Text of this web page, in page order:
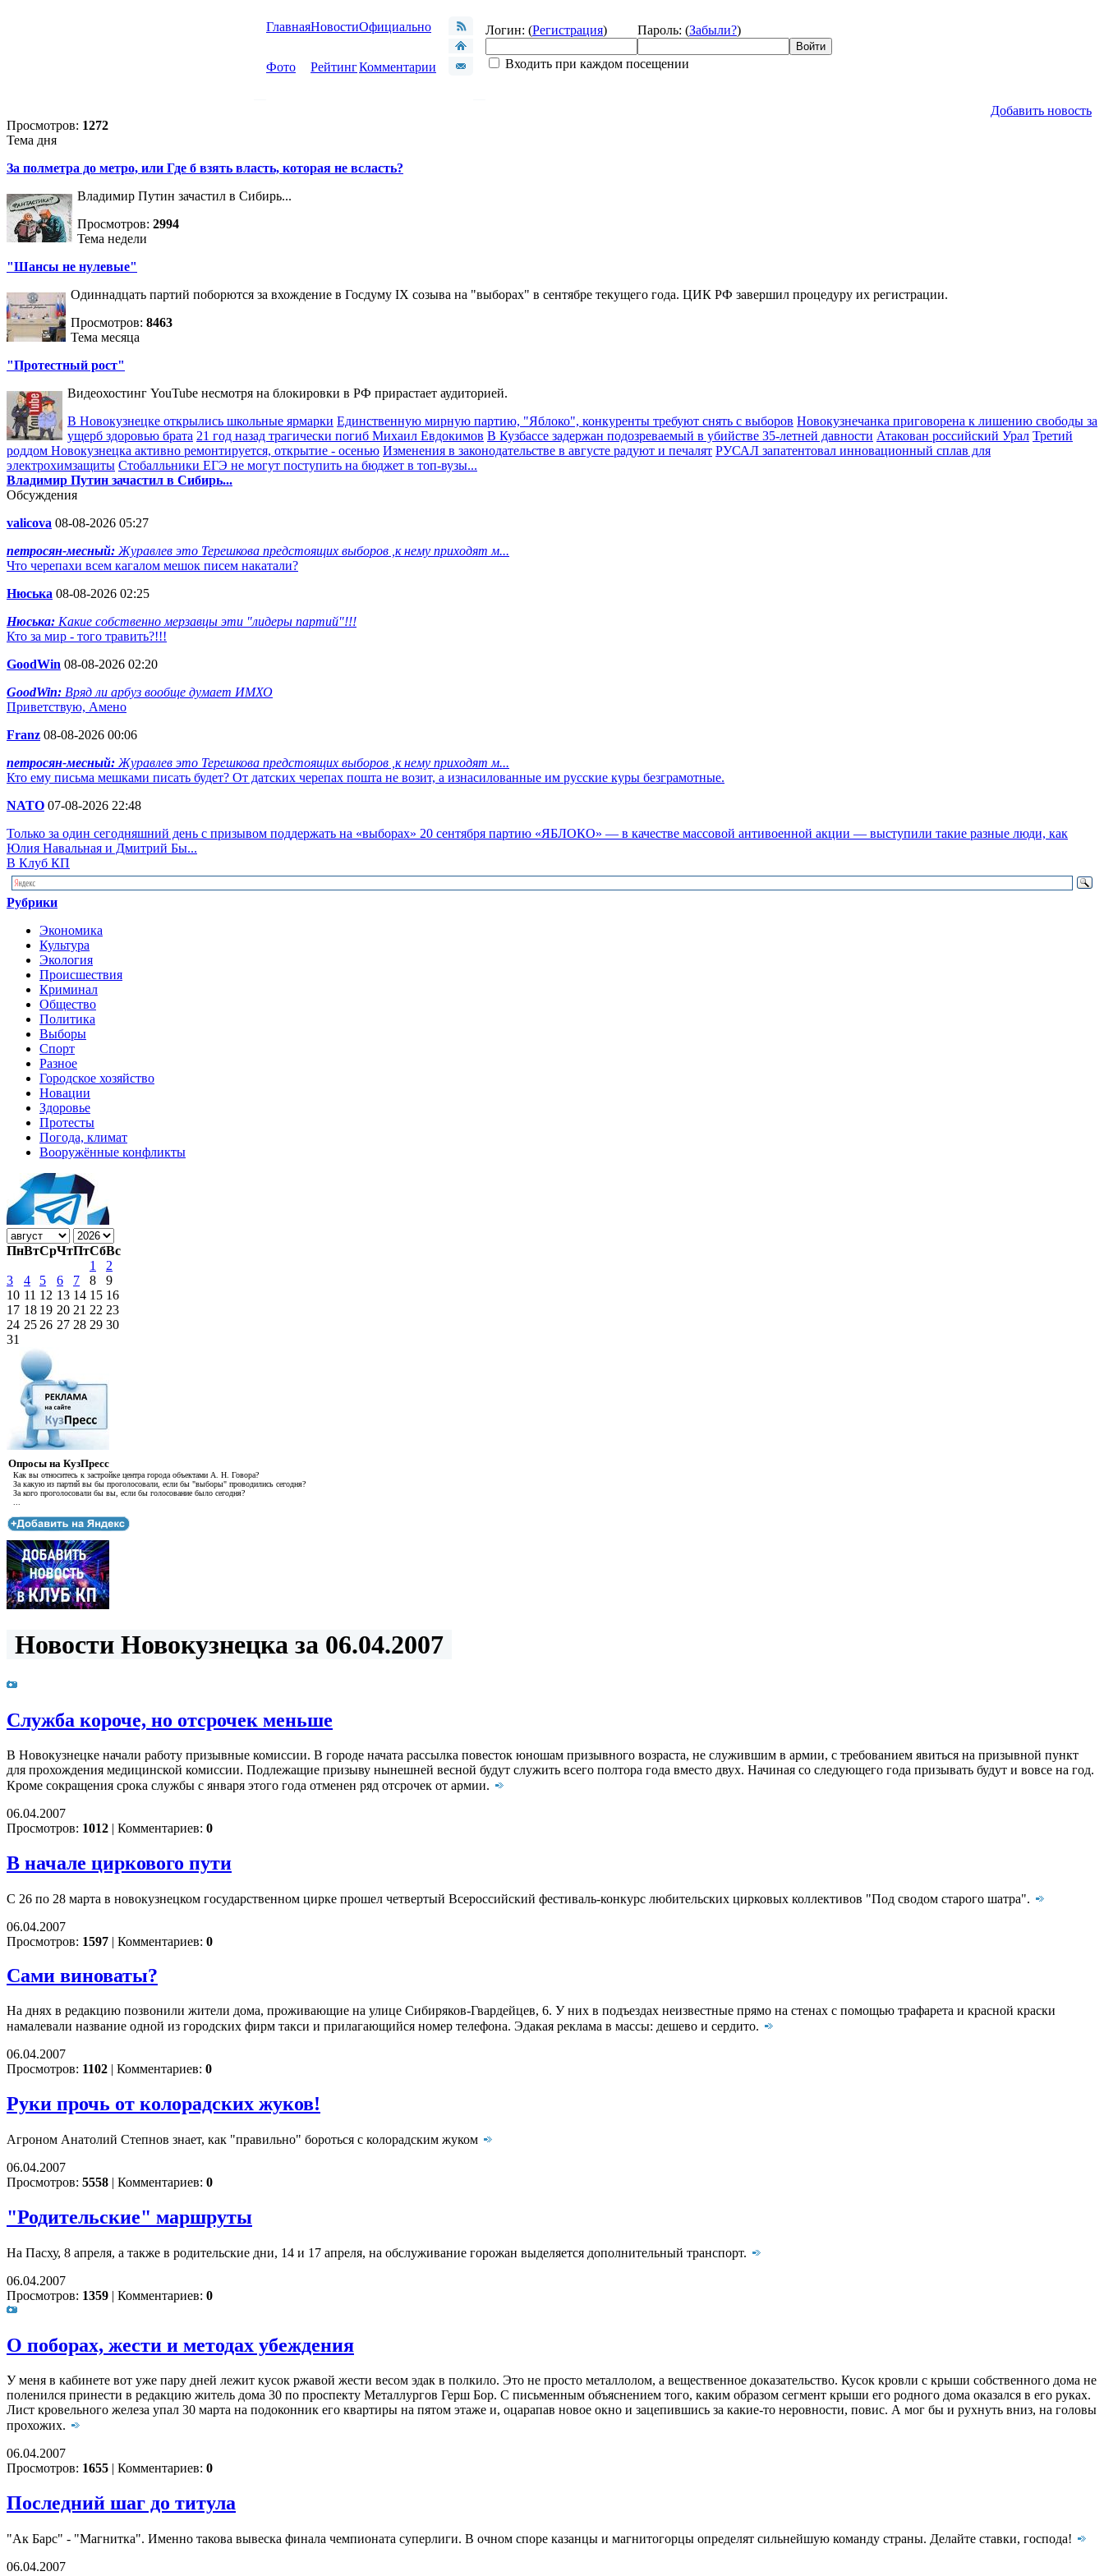
ГлавнаяНовостиОфициально
Фото РейтингКомментарии
Логин: (Регистрация) Пароль: (Забыли?)
Входить при каждом посещении
Добавить новость
Просмотров: 1272
Тема дня
За полметра до метро, или Где б взять власть, которая не всласть?
Владимир Путин зачастил в Сибирь...
Просмотров: 2994
Тема недели
"Шансы не нулевые"
Одиннадцать партий поборются за вхождение в Госдуму IX созыва на "выборах" в сентябре текущего года. ЦИК РФ завершил процедуру их регистрации.
Просмотров: 8463
Тема месяца
"Протестный рост"
Видеохостинг YouTube несмотря на блокировки в РФ прирастает аудиторией.
В Новокузнецке открылись школьные ярмарки Единственную мирную партию, "Яблоко", конкуренты требуют снять с выборов Новокузнечанка приговорена к лишению свободы за
ущерб здоровью брата 21 год назад трагически погиб Михаил Евдокимов В Кузбассе задержан подозреваемый в убийстве 35-летней давности Атакован российский Урал Третий
роддом Новокузнецка активно ремонтируется, открытие - осенью Изменения в законодательстве в августе радуют и печалят РУСАЛ запатентовал инновационный сплав для
электрохимзащиты Стобалльники ЕГЭ не могут поступить на бюджет в топ-вузы...
Владимир Путин зачастил в Сибирь...
Обсуждения
valicova 08-08-2026 05:27
петросян-месный: Журавлев это Терешкова предстоящих выборов ,к нему приходят м...
Что черепахи всем кагалом мешок писем накатали?
Нюська 08-08-2026 02:25
Нюська: Какие собственно мерзавцы эти "лидеры партий"!!!
Кто за мир - того травить?!!!
GoodWin 08-08-2026 02:20
GoodWin: Вряд ли арбуз вообще думает ИМХО
Приветствую, Амено
Franz 08-08-2026 00:06
петросян-месный: Журавлев это Терешкова предстоящих выборов ,к нему приходят м...
Кто ему письма мешками писать будет? От датских черепах пошта не возит, а изнасилованные им русские куры безграмотные.
NATO 07-08-2026 22:48
Только за один сегодняшний день с призывом поддержать на «выборах» 20 сентября партию «ЯБЛОКО» — в качестве массовой антивоенной акции — выступили такие разные люди, как
Юлия Навальная и Дмитрий Бы...
В Клуб КП
Рубрики
Экономика
Культура
Экология
Происшествия
Криминал
Общество
Политика
Выборы
Спорт
Разное
Городское хозяйство
Новации
Здоровье
Протесты
Погода, климат
Вооружённые конфликты
ПнВтСрЧтПтСбВс
1
2
3
4 5 6 7 8
9
10 11 12 13 14 15 16
17 18 19 20 21 22 23
24 25 26 27 28 29 30
31
Опросы на КузПресс
Как вы относитесь к застройке центра города объектами А. Н. Говора?
За какую из партий вы бы проголосовали, если бы "выборы" проводились сегодня?
За кого проголосовали бы вы, если бы голосование было сегодня?
Новости Новокузнецка за 06.04.2007
Служба короче, но отсрочек меньше
В Новокузнецке начали работу призывные комиссии. В городе начата рассылка повесток юношам призывного возраста, не служившим в армии, с требованием явиться на призывной пункт
для прохождения медицинской комиссии. Подлежащие призыву нынешней весной будут служить всего полтора года вместо двух. Начиная со следующего года призывать будут и вовсе на год.
Кроме сокращения срока службы с января этого года отменен ряд отсрочек от армии.
06.04.2007
Просмотров: 1012 | Комментариев: 0
В начале циркового пути
С 26 по 28 марта в новокузнецком государственном цирке прошел четвертый Всероссийский фестиваль-конкурс любительских цирковых коллективов "Под сводом старого шатра".
06.04.2007
Просмотров: 1597 | Комментариев: 0
Сами виноваты?
На днях в редакцию позвонили жители дома, проживающие на улице Сибиряков-Гвардейцев, 6. У них в подъездах неизвестные прямо на стенах с помощью трафарета и красной краски
намалевали название одной из городских фирм такси и прилагающийся номер телефона. Эдакая реклама в массы: дешево и сердито.
06.04.2007
Просмотров: 1102 | Комментариев: 0
Руки прочь от колорадских жуков!
Агроном Анатолий Степнов знает, как "правильно" бороться с колорадским жуком
06.04.2007
Просмотров: 5558 | Комментариев: 0
"Родительские" маршруты
На Пасху, 8 апреля, а также в родительские дни, 14 и 17 апреля, на обслуживание горожан выделяется дополнительный транспорт.
06.04.2007
Просмотров: 1359 | Комментариев: 0
О поборах, жести и методах убеждения
У меня в кабинете вот уже пару дней лежит кусок ржавой жести весом эдак в полкило. Это не просто металлолом, а вещественное доказательство. Кусок кровли с крыши собственного дома не
поленился принести в редакцию житель дома 30 по проспекту Металлургов Герш Бор. С письменным объяснением того, каким образом сегмент крыши его родного дома оказался в его руках.
Лист кровельного железа упал 30 марта на подоконник его квартиры на пятом этаже и, оцарапав новое окно и зацепившись за какие-то неровности, повис. А мог бы и рухнуть вниз, на головы
прохожих.
06.04.2007
Просмотров: 1655 | Комментариев: 0
Последний шаг до титула
"Ак Барс" - "Магнитка". Именно такова вывеска финала чемпионата суперлиги. В очном споре казанцы и магнитогорцы определят сильнейшую команду страны. Делайте ставки, господа!
06.04.2007